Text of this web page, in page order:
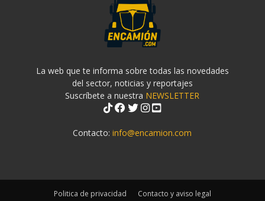
La web que te informa sobre todas las novedades
del sector, noticias y reportajes
Suscríbete a nuestra NEWSLETTER
Contacto:info@encamion.com
Politica de privacidad Contacto y aviso legal